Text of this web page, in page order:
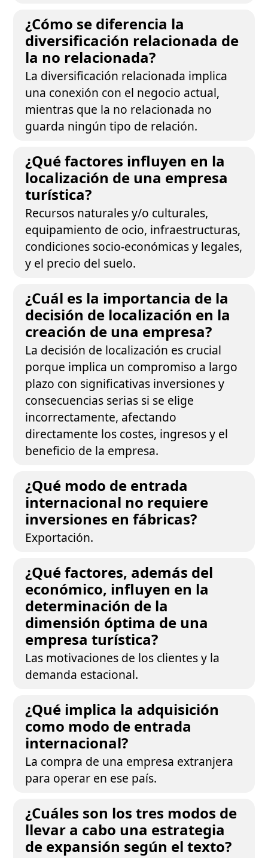
¿Cómo se diferencia la
diversificación relacionada de
la no relacionada?
La diversificación relacionada implica
una conexión con el negocio actual,
mientras que la no relacionada no
guarda ningún tipo de relación.
¿Qué factores influyen en la
localización de una empresa
turística?
Recursos naturales y/o culturales,
equipamiento de ocio, infraestructuras,
condiciones socio-económicas y legales,
y el precio del suelo.
¿Cuál es la importancia de la
decisión de localización en la
creación de una empresa?
La decisión de localización es crucial
porque implica un compromiso a largo
plazo con significativas inversiones y
consecuencias serias si se elige
incorrectamente, afectando
directamente los costes, ingresos y el
beneficio de la empresa.
¿Qué modo de entrada
internacional no requiere
inversiones en fábricas?
Exportación.
¿Qué factores, además del
económico, influyen en la
determinación de la
dimensión óptima de una
empresa turística?
Las motivaciones de los clientes y la
demanda estacional.
¿Qué implica la adquisición
como modo de entrada
internacional?
La compra de una empresa extranjera
para operar en ese país.
¿Cuáles son los tres modos de
llevar a cabo una estrategia
de expansión según el texto?